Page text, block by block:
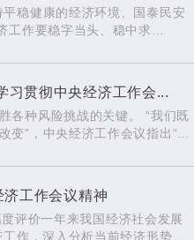
稳健康的经济环境、国泰民安
工作要稳字当头、稳中求
贯彻中央经济工作会...
各种风险挑战的关键。 “我们既
”，中央经济工作会议指出“在
工作会议精神
评价一年来我国经济社会发展
作，深入分析当前经济形势，